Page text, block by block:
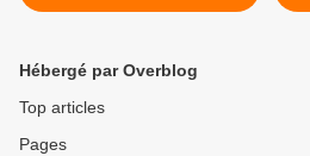
Hébergé par Overblog
Top articles
Pages